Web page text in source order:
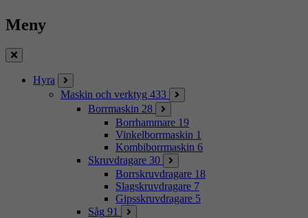
Meny
Stäng
Hyra
Maskin och verktyg 433
Borrmaskin 28
Borrhammare 19
Vinkelborrmaskin 1
Kombiborrmaskin 6
Skruvdragare 30
Borrskruvdragare 18
Slagskruvdragare 7
Gipsskruvdragare 5
Såg 91